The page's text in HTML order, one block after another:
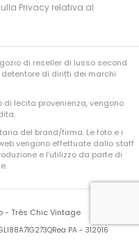
Privacyrelativa al
di reseller di lusso second
di diritti dei marchi
lecita provenienza, vengono
del brand/firma. Le foto e i
vengono effettuate dallo staff
e l’utilizzo da parte di
- Très Chic Vintage
Rea PA - 312016